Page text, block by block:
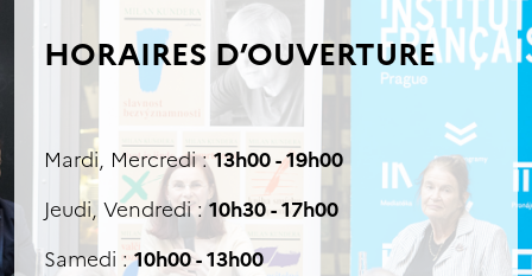
HORAIRES D’OUVERTURE
Mardi, Mercredi :13h00 - 19h00
Jeudi, Vendredi :10h30 - 17h00
Samedi :10h00 - 13h00